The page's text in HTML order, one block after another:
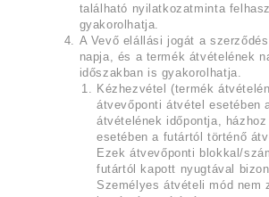
található nyilatkozatminta
gyakorolhatja.
A Vevő elállási jogát a
napja, és a termék átvételének
időszakban is gyakorolhatja.
Kézhezvétel (termék
átvevőponti átvétel esetében
átvételének időpontja,
esetében a futártól történő
Ezek átvevőponti blokkal/
futártól kapott nyugtával
Személyes átvételi mód nem